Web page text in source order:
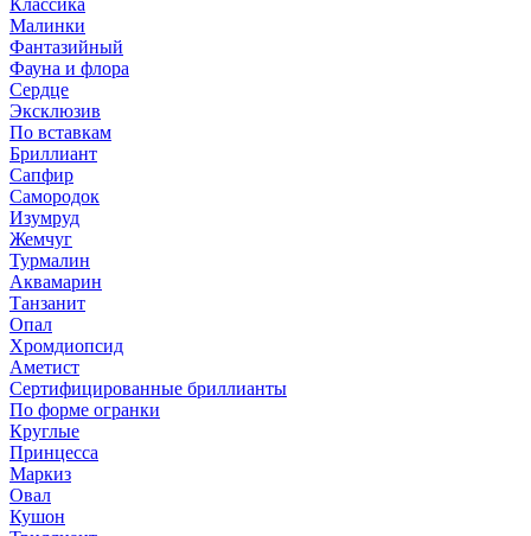
Классика
Малинки
Фантазийный
Фауна и флора
Сердце
Эксклюзив
По вставкам
Бриллиант
Сапфир
Самородок
Изумруд
Жемчуг
Турмалин
Аквамарин
Танзанит
Опал
Хромдиопсид
Аметист
Сертифицированные бриллианты
По форме огранки
Круглые
Принцесса
Маркиз
Овал
Кушон